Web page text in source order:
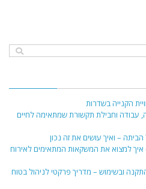
הקנייה בשדרות
עבודה וחבילת תקשורת שמתאימה לחיים
– ואיך עושים את זה נכון
איך למצוא את המשקאות המתאימים לאירוח
ובשימוש – מדריך פרקטי לניהול בטוח